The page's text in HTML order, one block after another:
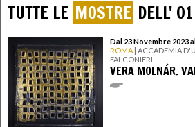
TUTTE LE MOSTRE DELL'
Dal 23 Novembre 2023
ROMA | ACCADEMIA
FALCONIERI
VERA MOLNÁR.